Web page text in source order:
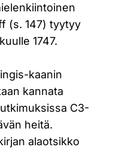
(s. 147) tyytyy
1747.
kaanin
kannata
C3-
heitä.
alaotsikko